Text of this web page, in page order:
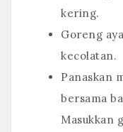
kering.
Goreng
kecolatan.
Panaskan
bersama
Masukkan